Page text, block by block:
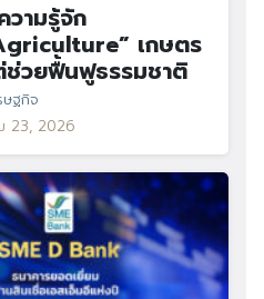
ามรู้จัก
เกษตร
วยฟื้นฟูธรรมชาติ
ษฐกิจ
23, 2026